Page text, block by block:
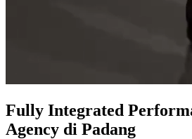
Fully Integrated
Agency di Padang